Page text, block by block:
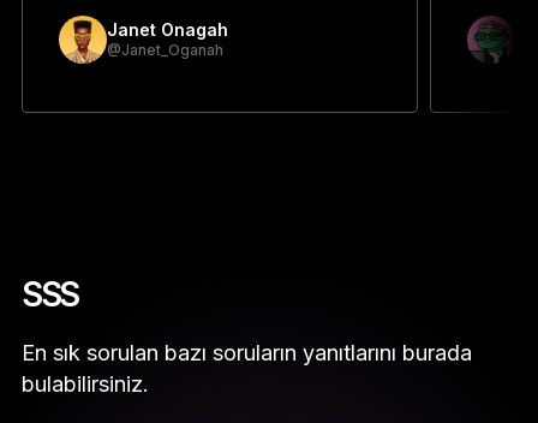
Janet Onagah
@Janet_Oganah
SSS
En sık sorulan bazı soruların yanıtlarını burada
bulabilirsiniz.